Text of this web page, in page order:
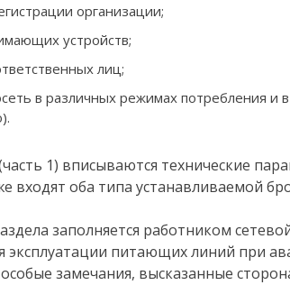
организации;
устройств;
лиц;
в различных режимах потребления и
1) вписываются технические
входят оба типа устанавливаемой
заполняется работником
эксплуатации питающих линий при
замечания, высказанные